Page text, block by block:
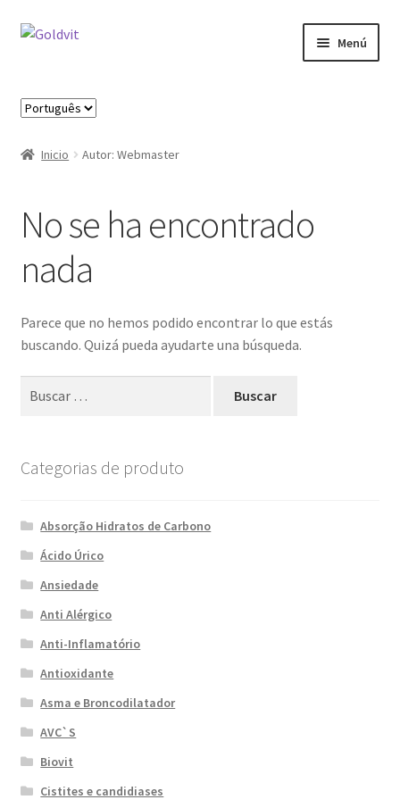
Ir
navegación
Ir
Menú
Contactos
Finalizar compra
Formulario de Profesional
Noticias
Sobre
Elegir
idiomaInicio Autor: Webmaster
No se ha encontrado
nada
Parece que no hemos podido encontrar lo que estás
buscando. Quizá pueda ayudarte una búsqueda.
Categorias de produto
Absorção Hidratos de Carbono
Ácido Úrico
Ansiedade
Anti Alérgico
Anti-Inflamatório
Antioxidante
Asma e Broncodilatador
AVC`S
Biovit
Cistites e candidiases